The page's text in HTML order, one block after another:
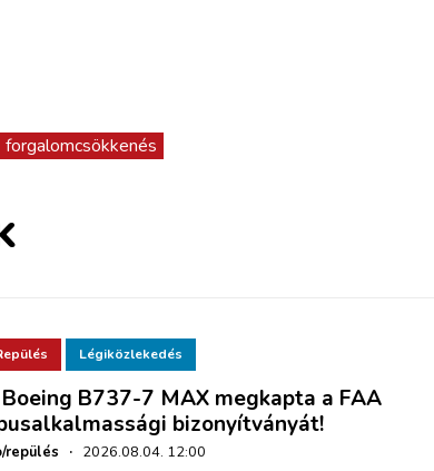
forgalomcsökkenés
Légiközlekedés
B737-7 MAX megkapta a FAA
bizonyítványát!
repülés · 2026.08.04. 12:00